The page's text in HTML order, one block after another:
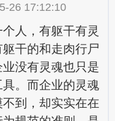
26 17:12:10
人，有躯干有灵
干的和走肉行尸
没有灵魂也只是
。而企业的灵魂
到，却实实在在